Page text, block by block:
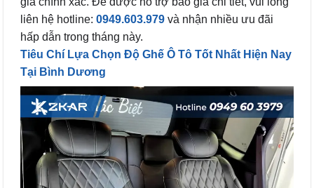
liên hệ hotline: 0949.603.979 và nhận nhiều ưu đãi
hấp dẫn trong tháng này.
Tiêu Chí Lựa Chọn Độ Ghế Ô Tô Tốt Nhất Hiện Nay
Tại Bình Dương